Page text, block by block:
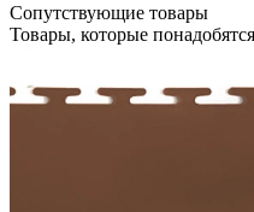
Сопутствующие товары
Товары, которые